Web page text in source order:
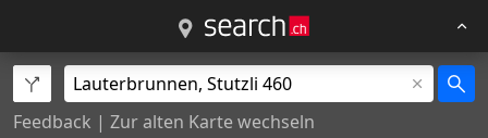
Feedback | Zur alten Karte wechseln